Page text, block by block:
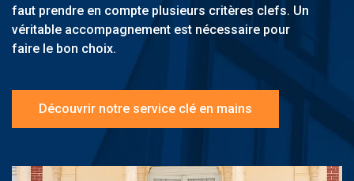
faut prendre en compte plusieurs critères clefs. Un
véritable accompagnement est nécessaire pour
faire le bon choix.
Découvrir notre service clé en mains